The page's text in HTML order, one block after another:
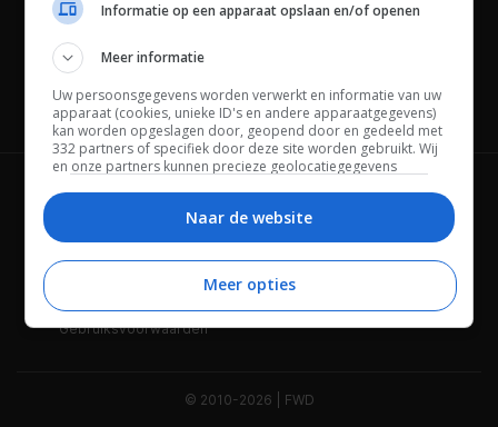
Channels
Wie is FWD Privacybeleid
Adverteren Contact
Gebruiksvoorwaarden
© 2010-2026 | FWD
Informatie op een apparaat opslaan en/of openen
Meer informatie
Uw persoonsgegevens worden verwerkt en informatie van uw
apparaat (cookies, unieke ID's en andere apparaatgegevens)
kan worden opgeslagen door, geopend door en gedeeld met
332 partners of specifiek door deze site worden gebruikt. Wij
en onze partners kunnen precieze geolocatiegegevens
Bepaalde leveranciers kunnen uw persoonsgegevens
beheren. Zoek onderaan deze pagina of in het sitemenu naar
een link om uw toestemming te beheren of in te trekken via de
privacy- en cookie-instellingen.
Naar de website
Meer opties